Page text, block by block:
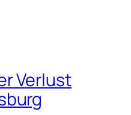
Verlust